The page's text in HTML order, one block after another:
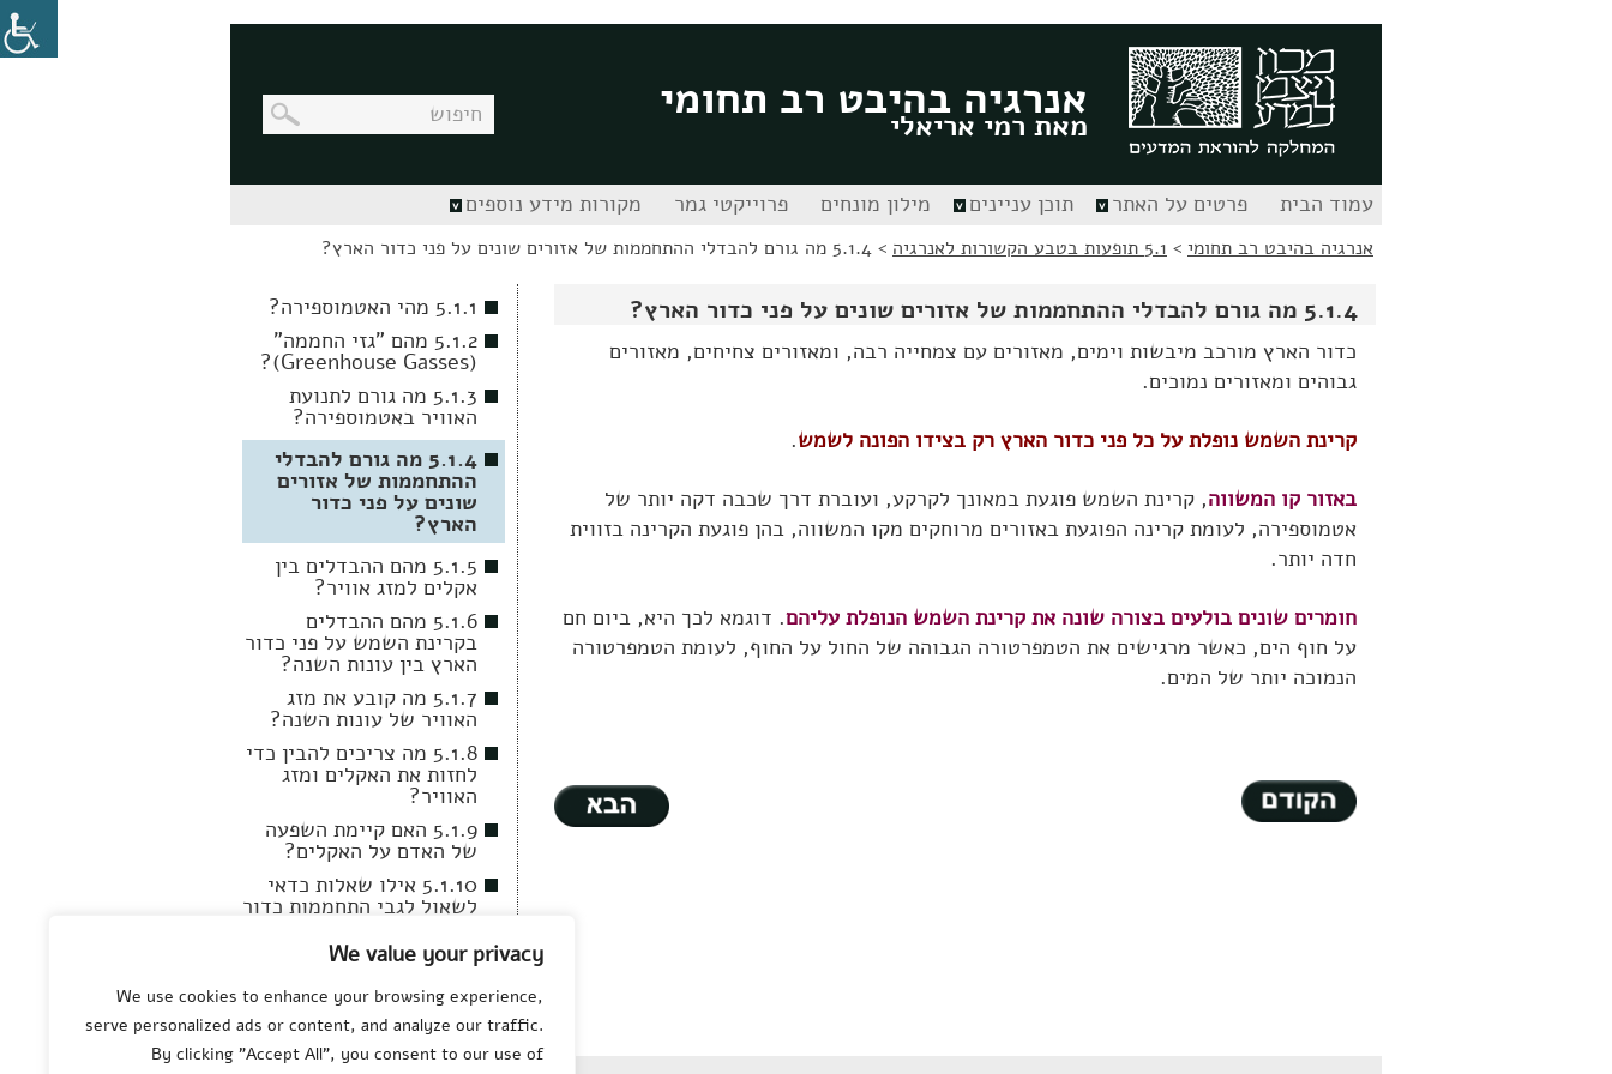
We value your privacy
We use cookies to enhance your browsing experience,
serve personalized ads or content, and analyze our traffic.
By clicking "Accept All", you consent to our use of
אנרגיה בהיבט רב תחומי
מאת רמי אריאלי
עמוד הבית פרטים על האתר תוכן עניינים מילון מונחים פרוייקטי גמר מקורות מידע נוספים
אנרגיה בהיבט רב תחומי > 5.1 תופעות בטבע הקשורות לאנרגיה > 5.1.4 מה גורם להבדלי ההתחממות של אזורים שונים על פני כדור הארץ?
5.1.4 מה גורם להבדלי ההתחממות של אזורים שונים על פני כדור הארץ?
כדור הארץ מורכב מיבשות וימים, מאזורים עם צמחייה רבה, ומאזורים צחיחים, מאזורים
גבוהים ומאזורים נמוכים.
קרינת השמש נופלת על כל פני כדור הארץ רק בצידו הפונה לשמש.
באזור קו המשווה, קרינת השמש פוגעת במאונך לקרקע, ועוברת דרך שכבה דקה יותר של
אטמוספירה, לעומת קרינה הפוגעת באזורים מרוחקים מקו המשווה, בהן פוגעת הקרינה בזווית
חדה יותר.
חומרים שונים בולעים בצורה שונה את קרינת השמש הנופלת עליהם. דוגמא לכך היא, ביום חם
על חוף הים, כאשר מרגישים את הטמפרטורה הגבוהה של החול על החוף, לעומת הטמפרטורה
הנמוכה יותר של המים.
5.1.1 מהי האטמוספירה?
5.1.2 מהם "גזי החממה"
(Greenhouse Gasses)?
5.1.3 מה גורם לתנועת
האוויר באטמוספירה?
5.1.4 מה גורם להבדלי
ההתחממות של אזורים
שונים על פני כדור
הארץ?
5.1.5 מהם ההבדלים בין
אקלים למזג אוויר?
5.1.6 מהם ההבדלים
בקרינת השמש על פני כדור
הארץ בין עונות השנה?
5.1.7 מה קובע את מזג
האוויר של עונות השנה?
5.1.8 מה צריכים להבין כדי
לחזות את האקלים ומזג
האוויר?
5.1.9 האם קיימת השפעה
של האדם על האקלים?
5.1.10 אילו שאלות כדאי
לשאול לגבי התחממות כדור
5.1.11 האם ניתן לעשות
משהו למניעת הנזקים
לכדור הארץ?